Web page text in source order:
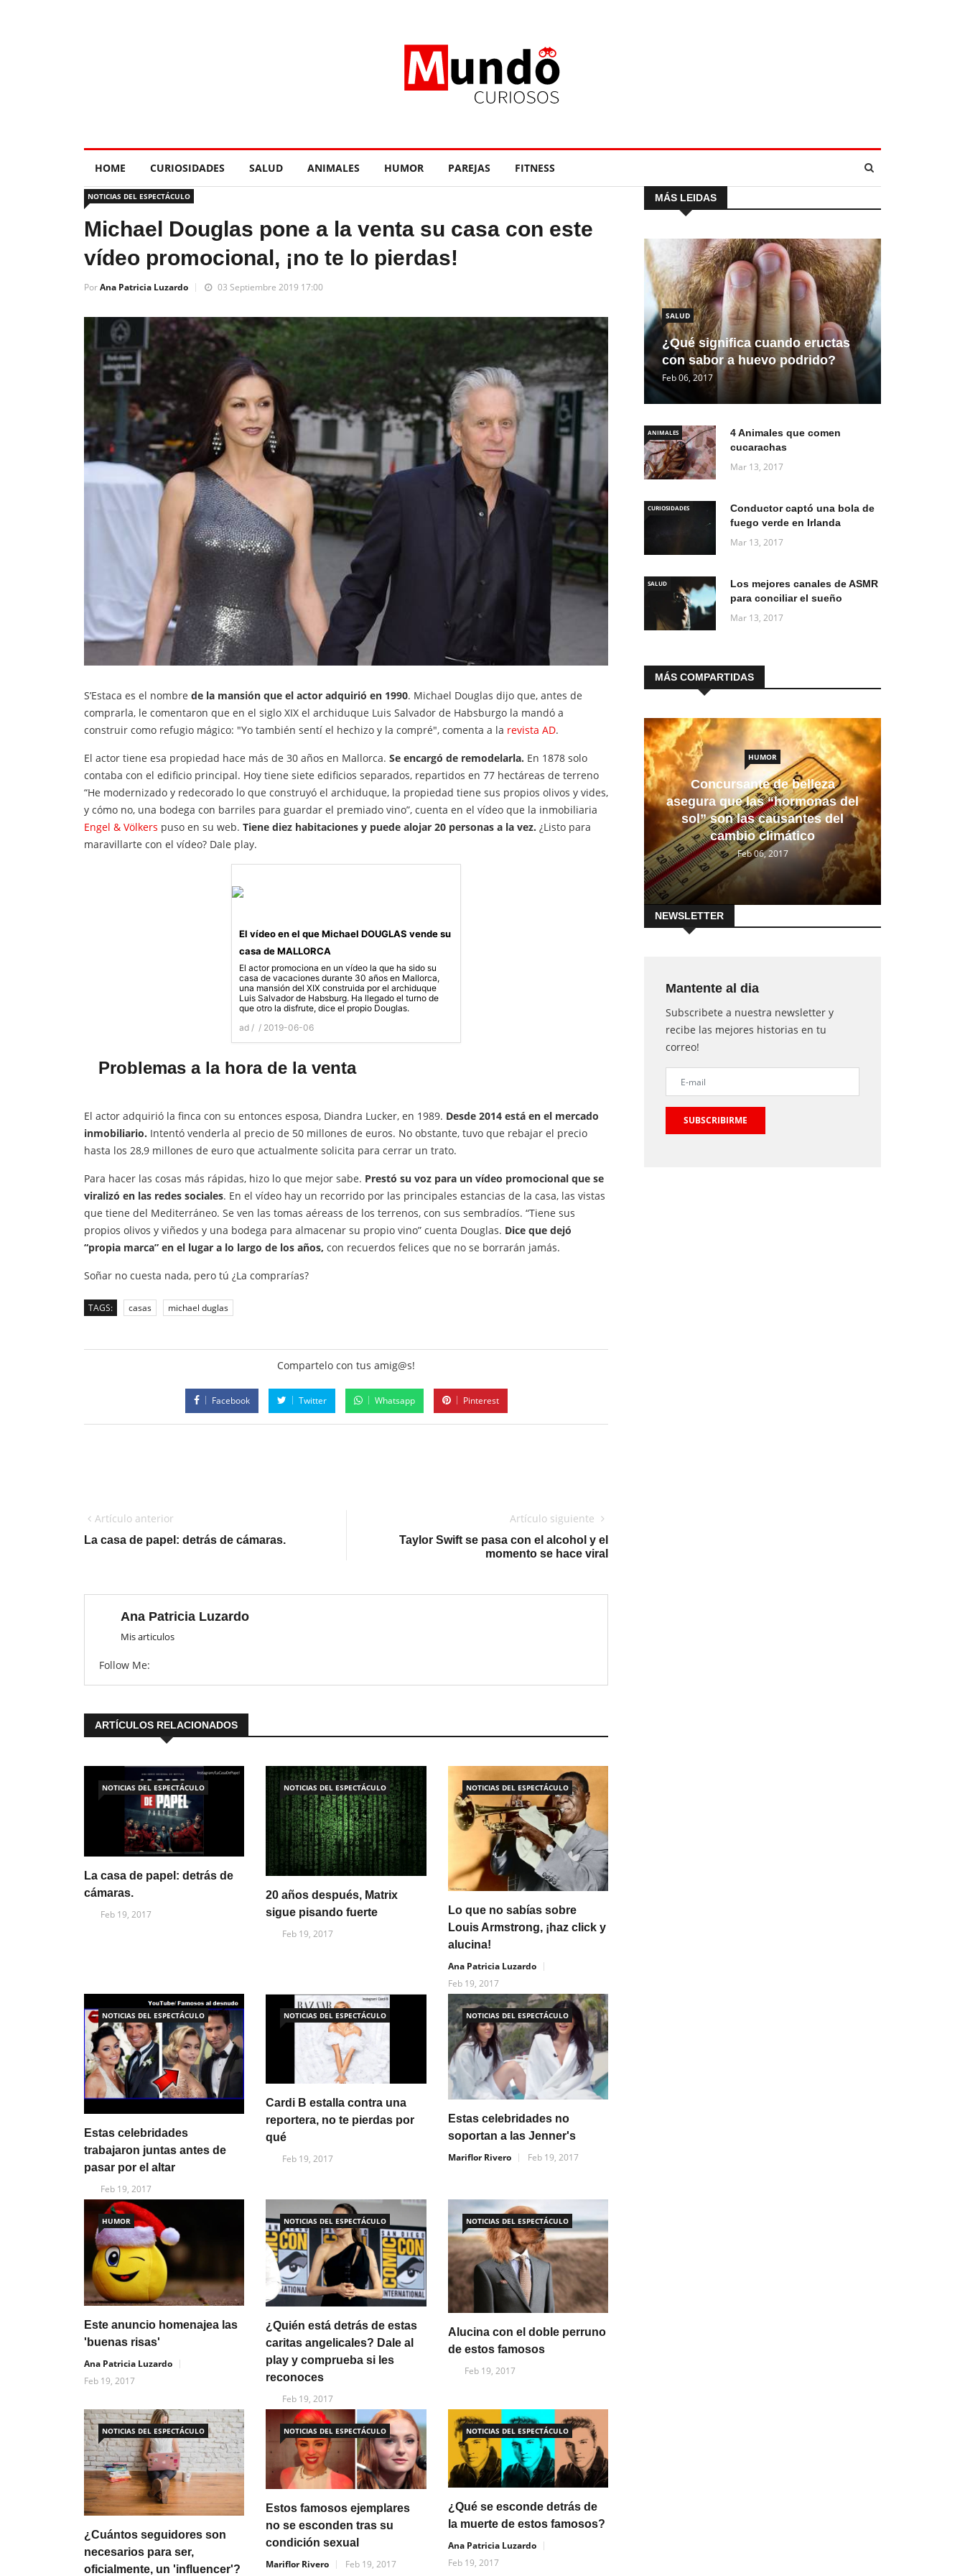
HOME CURIOSIDADES SALUD ANIMALES HUMOR PAREJAS FITNESS
NOTICIAS DEL ESPECTÁCULO
Michael Douglas pone a la venta su casa con este
vídeo promocional, ¡no te lo pierdas!
PorAna Patricia Luzardo 03 Septiembre 2019 17:00
S’Estaca es el nombre de la mansión que el actor adquirió en 1990. Michael Douglas dijo que, antes de
comprarla, le comentaron que en el siglo XIX el archiduque Luis Salvador de Habsburgo la mandó a
construir como refugio mágico: "Yo también sentí el hechizo y la compré", comenta a la revista AD.
El actor tiene esa propiedad hace más de 30 años en Mallorca. Se encargó de remodelarla. En 1878 solo
contaba con el edificio principal. Hoy tiene siete edificios separados, repartidos en 77 hectáreas de terreno
“He modernizado y redecorado lo que construyó el archiduque, la propiedad tiene sus propios olivos y vides,
y cómo no, una bodega con barriles para guardar el premiado vino”, cuenta en el vídeo que la inmobiliaria
Engel & Völkers puso en su web. Tiene diez habitaciones y puede alojar 20 personas a la vez. ¿Listo para
maravillarte con el vídeo? Dale play.
El vídeo en el que Michael DOUGLAS vende su
casa de MALLORCA
El actor promociona en un vídeo la que ha sido su
casa de vacaciones durante 30 años en Mallorca,
una mansión del XIX construida por el archiduque
Luis Salvador de Habsburg. Ha llegado el turno de
que otro la disfrute, dice el propio Douglas.
ad / / 2019-06-06
Problemas a la hora de la venta
El actor adquirió la finca con su entonces esposa, Diandra Lucker, en 1989. Desde 2014 está en el mercado
inmobiliario. Intentó venderla al precio de 50 millones de euros. No obstante, tuvo que rebajar el precio
hasta los 28,9 millones de euro que actualmente solicita para cerrar un trato.
Para hacer las cosas más rápidas, hizo lo que mejor sabe. Prestó su voz para un vídeo promocional que se
viralizó en las redes sociales. En el vídeo hay un recorrido por las principales estancias de la casa, las vistas
que tiene del Mediterráneo. Se ven las tomas aéreass de los terrenos, con sus sembradíos. “Tiene sus
propios olivos y viñedos y una bodega para almacenar su propio vino” cuenta Douglas. Dice que dejó
“propia marca” en el lugar a lo largo de los años, con recuerdos felices que no se borrarán jamás.
Soñar no cuesta nada, pero tú ¿La comprarías?
TAGS: casas michael duglas
Compartelo con tus amig@s!
Facebook Twitter Whatsapp Pinterest
Artículo anterior
La casa de papel: detrás de cámaras.
Artículo siguiente
Taylor Swift se pasa con el alcohol y el
momento se hace viral
Ana Patricia Luzardo
Mis articulos
Follow Me:
ARTÍCULOS RELACIONADOS
NOTICIAS DEL ESPECTÁCULO
La casa de papel: detrás de
cámaras.
Feb 19, 2017
NOTICIAS DEL ESPECTÁCULO
20 años después, Matrix
sigue pisando fuerte
Feb 19, 2017
NOTICIAS DEL ESPECTÁCULO
Lo que no sabías sobre
Louis Armstrong, ¡haz click y
alucina!
Ana Patricia Luzardo
Feb 19, 2017
NOTICIAS DEL ESPECTÁCULO
Estas celebridades
trabajaron juntas antes de
pasar por el altar
Feb 19, 2017
NOTICIAS DEL ESPECTÁCULO
Cardi B estalla contra una
reportera, no te pierdas por
qué
Feb 19, 2017
NOTICIAS DEL ESPECTÁCULO
Estas celebridades no
soportan a las Jenner's
Mariflor Rivero
Feb 19, 2017
HUMOR
Este anuncio homenajea las
'buenas risas'
Ana Patricia Luzardo
Feb 19, 2017
NOTICIAS DEL ESPECTÁCULO
¿Quién está detrás de estas
caritas angelicales? Dale al
play y comprueba si les
reconoces
Feb 19, 2017
NOTICIAS DEL ESPECTÁCULO
Alucina con el doble perruno
de estos famosos
Feb 19, 2017
NOTICIAS DEL ESPECTÁCULO
¿Cuántos seguidores son
necesarios para ser,
oficialmente, un 'influencer'?
NOTICIAS DEL ESPECTÁCULO
Estos famosos ejemplares
no se esconden tras su
condición sexual
Mariflor Rivero
Feb 19, 2017
NOTICIAS DEL ESPECTÁCULO
¿Qué se esconde detrás de
la muerte de estos famosos?
Ana Patricia Luzardo
Feb 19, 2017
MÁS LEIDAS
SALUD
¿Qué significa cuando eructas
con sabor a huevo podrido?
Feb 06, 2017
ANIMALES
4 Animales que comen
cucarachas
Mar 13, 2017
CURIOSIDADES
Conductor captó una bola de
fuego verde en Irlanda
Mar 13, 2017
SALUD
Los mejores canales de ASMR
para conciliar el sueño
Mar 13, 2017
MÁS COMPARTIDAS
HUMOR
Concursante de belleza
asegura que las “hormonas del
sol” son las causantes del
cambio climático
Feb 06, 2017
NEWSLETTER
Mantente al dia
Subscribete a nuestra newsletter y
recibe las mejores historias en tu
correo!
SUBSCRIBIRME